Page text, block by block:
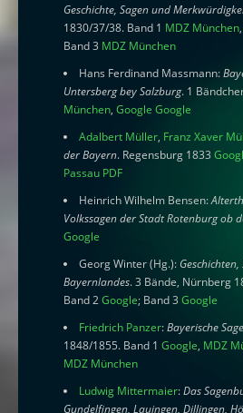
Geschichte, Sagen und
1830/37/38. Band 1 MDZ München
Band 3 MDZ München
Hans Ferdinand Massmann:
Untersberg bey Salzburg. 1
München,Google Google
Adalbert Müller, Franz Xaver
der Bayern. Regensburg 1833
Passau PDF
Heinrich Wilhelm Bensen:
Volkssagen der Stadt Rotenburg ob
Google
Georg Winter (Hg.):
Bayernlandes. 3 Bände, Nürnberg
Band 2Google; Band 3Google
Friedrich Panzer:Bayerische
1848/1855. Band 1Google, MDZ
MDZ München
Ludwig Mittermaier:Das
Gundelfingen, Lauingen, Dillingen,